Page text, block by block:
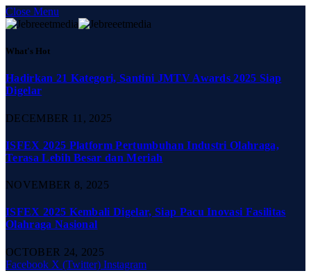
Close Menu
What's Hot
Hadirkan 21 Kategori, Santini JMTV Awards 2025 Siap
Digelar
DECEMBER 11, 2025
ISFEX 2025 Platform Pertumbuhan Industri Olahraga,
Terasa Lebih Besar dan Meriah
NOVEMBER 8, 2025
ISFEX 2025 Kembali Digelar, Siap Pacu Inovasi Fasilitas
Olahraga Nasional
OCTOBER 24, 2025
Facebook X (Twitter) Instagram